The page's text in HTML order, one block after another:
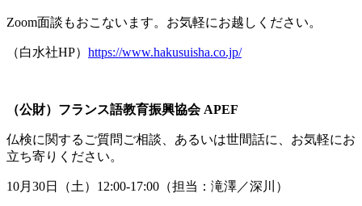
Zoom面談もおこないます。お気軽にお越しください。
（白水社HP） https://www.hakusuisha.co.jp/
（公財）フランス語教育振興協会APEF
仏検に関するご質問ご相談、あるいは世間話に、お気軽にお
立ち寄りください。
10月 30日（土） 12:00-17:00 （担当：滝澤／深川）